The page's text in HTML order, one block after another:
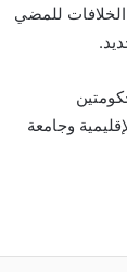
للمضي
وجامعة